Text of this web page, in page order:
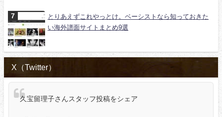
とりあえずこれやっとけ。ベーシストなら知っておきた
い海外譜面サイトまとめ9選
X（Twitter）
久宝留理子さんスタッフ投稿をシェア